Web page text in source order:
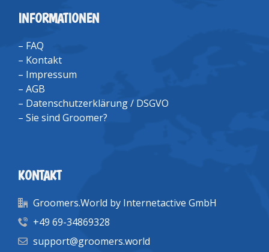
INFORMATIONEN
– FAQ
– Kontakt
– Impressum
– AGB
– Datenschutzerklärung / DSGVO
– Sie sind Groomer?
KONTAKT
Groomers.World by Internetactive GmbH
+49 69-34869328
support@groomers.world